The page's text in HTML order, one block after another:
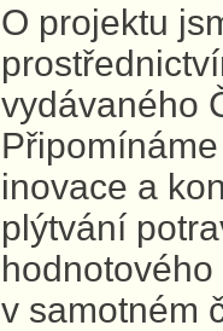
O projektu
vydávaného
inovace a
plýtvání
v samotném